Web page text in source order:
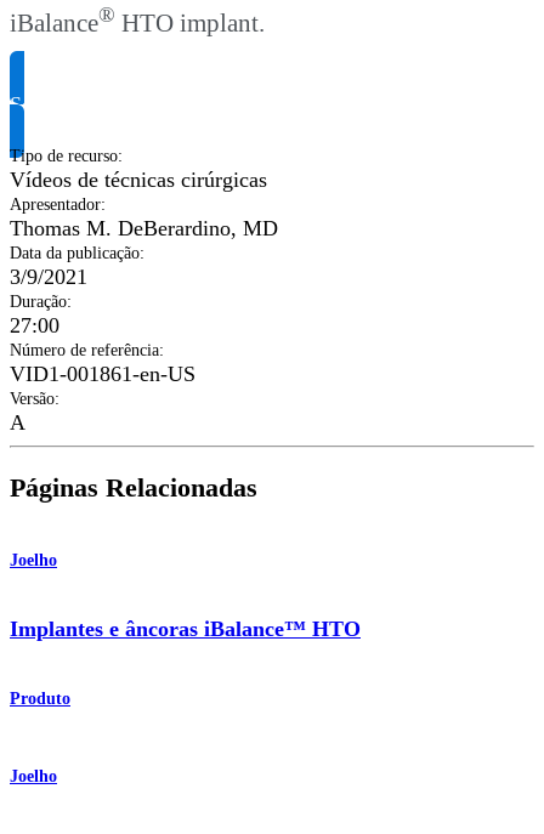
iBalance® HTO implant.
Solicite informação do produto
Tipo de recurso:
Vídeos de técnicas cirúrgicas
Apresentador:
Thomas M. DeBerardino, MD
Data da publicação:
3/9/2021
Duração:
27:00
Número de referência:
VID1-001861-en-US
Versão:
A
Páginas Relacionadas
Joelho
Implantes e âncoras iBalance™ HTO
Produto
Joelho